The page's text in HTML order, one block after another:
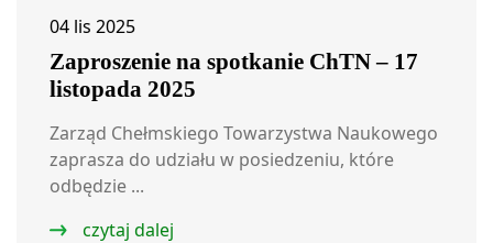
04 lis 2025
Zaproszenie na spotkanie ChTN – 17
listopada 2025
Zarząd Chełmskiego Towarzystwa Naukowego
zaprasza do udziału w posiedzeniu, które
odbędzie ...
czytaj dalej